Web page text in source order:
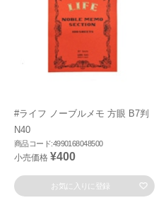
#ライフ ノーブルメモ 方眼 B7判
N40
商品コード:4990168048500
小売価格 ¥400
お気に入りに登録